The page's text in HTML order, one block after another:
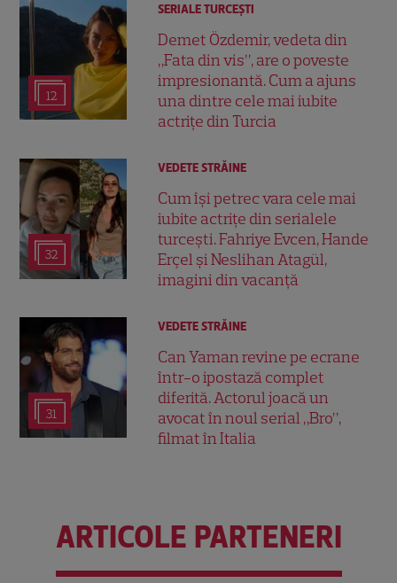
12
SERIALE TURCEŞTI
Demet Özdemir, vedeta din
„Fata din vis”, are o poveste
impresionantă. Cum a ajuns
una dintre cele mai iubite
actrițe din Turcia
32
VEDETE STRĂINE
Cum își petrec vara cele mai
iubite actrițe din serialele
turcești. Fahriye Evcen, Hande
Erçel și Neslihan Atagül,
imagini din vacanță
31
VEDETE STRĂINE
Can Yaman revine pe ecrane
într-o ipostază complet
diferită. Actorul joacă un
avocat în noul serial „Bro”,
filmat în Italia
ARTICOLE PARTENERI